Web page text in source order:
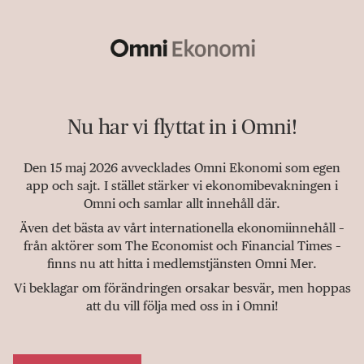
Nu har vi flyttat in i Omni!
Den 15 maj 2026 avvecklades Omni Ekonomi som egen
app och sajt. I stället stärker vi ekonomibevakningen i
Omni och samlar allt innehåll där.
Även det bästa av vårt internationella ekonomiinnehåll –
från aktörer som The Economist och Financial Times –
finns nu att hitta i medlemstjänsten Omni Mer.
Vi beklagar om förändringen orsakar besvär, men hoppas
att du vill följa med oss in i Omni!